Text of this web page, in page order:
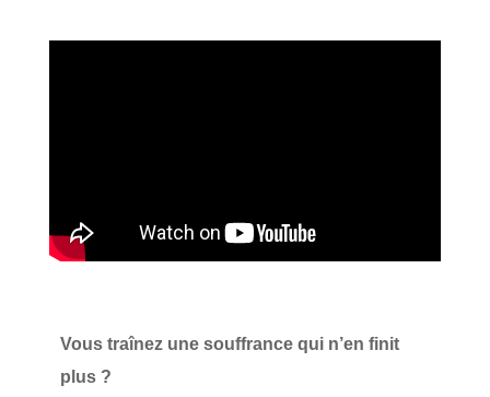
Vous traînez une souffrance qui n’en finit
plus ?